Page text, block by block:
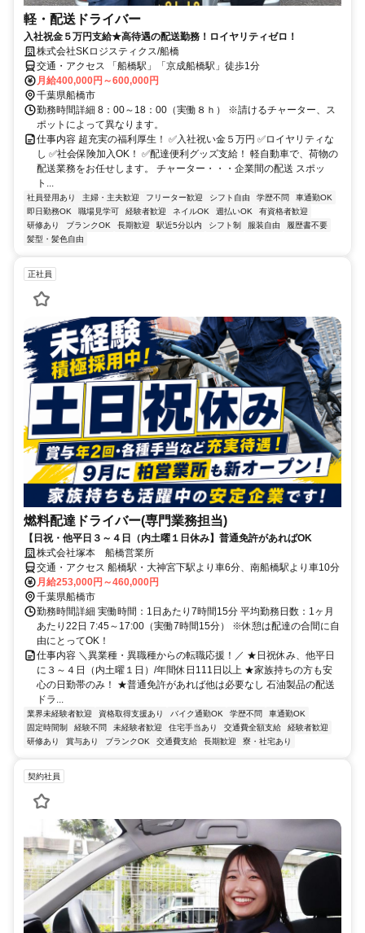
軽・配送ドライバー
入社祝金５万円支給★高待遇の配送勤務！ロイヤリティゼロ！
株式会社SKロジスティクス/船橋
交通・アクセス 「船橋駅」「京成船橋駅」徒歩1分
月給400,000円～600,000円
千葉県船橋市
勤務時間詳細 8：00～18：00（実働８ｈ） ※請けるチャーター、ス
ポットによって異なります。
仕事内容 超充実の福利厚生！ ✅入社祝い金５万円 ✅ロイヤリティな
し ✅社会保険加入OK！ ✅配達便利グッズ支給！ 軽自動車で、荷物の
配送業務をお任せします。 チャーター・・・企業間の配送 スポッ
ト...
社員登用あり 主婦・主夫歓迎 フリーター歓迎 シフト自由 学歴不問
車通勤OK
即日勤務OK
職場見学可 経験者歓迎 ネイルOK 週払いOK
有資格者歓迎
研修あり
ブランクOK 長期歓迎 駅近5分以内 シフト制 服装自由
履歴書不要
髪型・髪色自由
正社員
燃料配達ドライバー(専門業務担当)
【日祝・他平日３～４日（内土曜１日休み】普通免許があればOK
株式会社塚本 船橋営業所
交通・アクセス 船橋駅・大神宮下駅より車6分、南船橋駅より車10分
月給253,000円～460,000円
千葉県船橋市
勤務時間詳細 実働時間：1日あたり7時間15分 平均勤務日数：1ヶ月
あたり22日 7:45～17:00（実働7時間15分） ※休憩は配達の合間に自
由にとってOK！
仕事内容 ＼異業種・異職種からの転職応援！／ ★日祝休み、他平日
に３～４日（内土曜１日）/年間休日111日以上 ★家族持ちの方も安
心の日勤帯のみ！ ★普通免許があれば他は必要なし 石油製品の配送
ドラ...
業界未経験者歓迎 資格取得支援あり バイク通勤OK 学歴不問
車通勤OK
固定時間制
経験不問 未経験者歓迎 住宅手当あり 交通費全額支給
経験者歓迎
研修あり
賞与あり ブランクOK 交通費支給 長期歓迎 寮・社宅あり
契約社員